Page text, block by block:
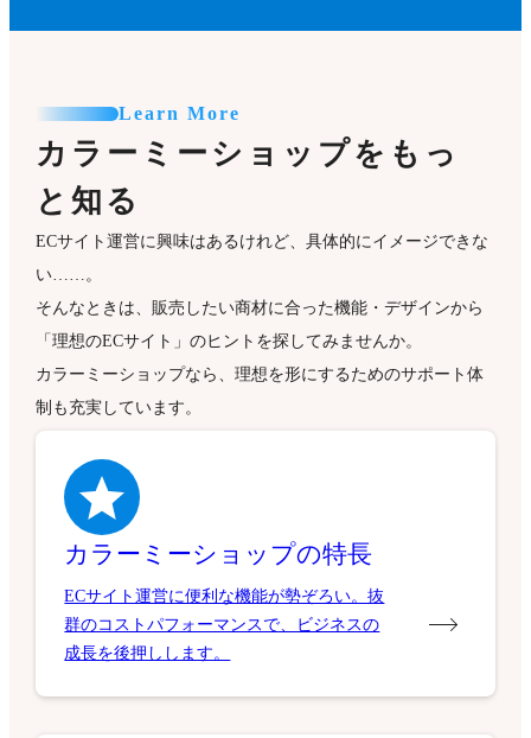
Learn More
カラーミーショップをもっ
と知る
ECサイト運営に興味はあるけれど、具体的にイメージできな
い……。
そんなときは、販売したい商材に合った機能・デザインから
「理想のECサイト」のヒントを探してみませんか。
カラーミーショップなら、理想を形にするためのサポート体
制も充実しています。
カラーミーショップの特長
ECサイト運営に便利な機能が勢ぞろい。抜
群のコストパフォーマンスで、ビジネスの
成長を後押しします。